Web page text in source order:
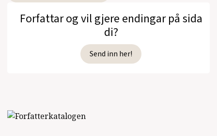
Forfattar og vil gjere endingar på sida
di?
Send inn her!